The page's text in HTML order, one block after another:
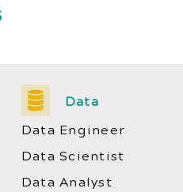
Data
Data Engineer
Data Scientist
Data Analyst